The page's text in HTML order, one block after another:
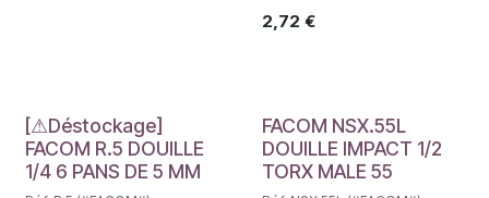
2,72 €
Déstockage
[⚠Déstockage]
FACOM R.5 DOUILLE
1/4 6 PANS DE 5 MM
FACOM NSX.55L
DOUILLE IMPACT 1/2
TORX MALE 55